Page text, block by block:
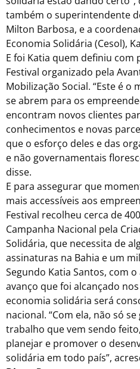
também o superintendente
Milton Barbosa, e a
Economia Solidária (Cesol),
E foi Katia quem definiu
Festival organizado pela
Mobilização Social. “Este é
se abrem para os
encontram novos clientes
conhecimentos e novas
que o esforço deles e das
e não governamentais
disse.
E para assegurar que
mais accessíveis aos
Festival recolheu cerca de
Campanha Nacional pela
Solidária, que necessita de
assinaturas na Bahia e um
Segundo Katia Santos, com
avanço que foi alcançado
economia solidária será
nacional. “Com ela, não só
trabalho que vem sendo
planejar e promover o
solidária em todo país”,